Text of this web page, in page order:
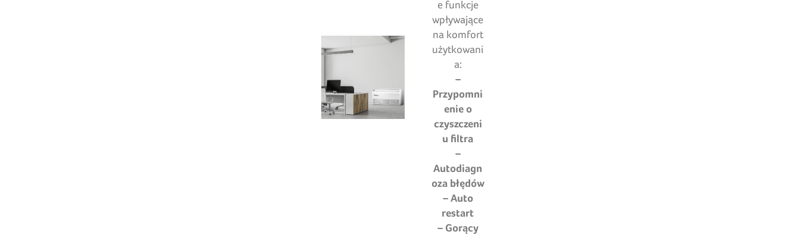
e funkcje
wpływające
na komfort
użytkowani
a:
–
Przypomni
enie o
czyszczeni
u filtra
–
Autodiagn
oza błędów
– Auto
restart
– Gorący